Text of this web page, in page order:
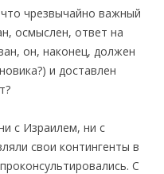
чрезвычайно важный
осмыслен, ответ на
он, наконец, должен
и доставлен
с Израилем, ни с
свои контингенты в
С